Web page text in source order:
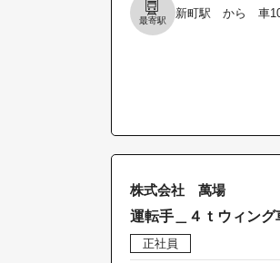
最寄駅
新町駅 から 車
株式会社 萬場
運転手＿４ｔウィン
正社員